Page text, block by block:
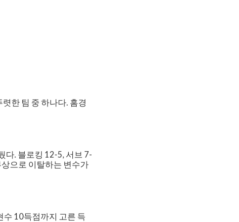
한 팀 중 하나다. 홈경
다. 블로킹 12-5, 서브 7-
으로 이탈하는 변수가
수 10득점까지 고른 득